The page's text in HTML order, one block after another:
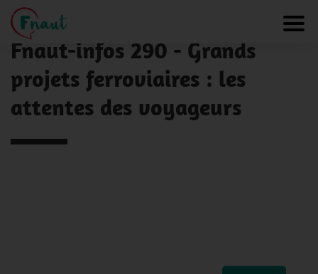
Panneau de gestion des cookies
NOS ACTUALITÉS
Fnaut-infos 290 - Grands
projets ferroviaires : les
attentes des voyageurs